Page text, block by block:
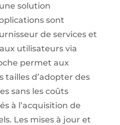
solution
sont
de services et
utilisateurs via
permet aux
tailles d’adopter des
sans les coûts
à l’acquisition de
Les mises à jour et